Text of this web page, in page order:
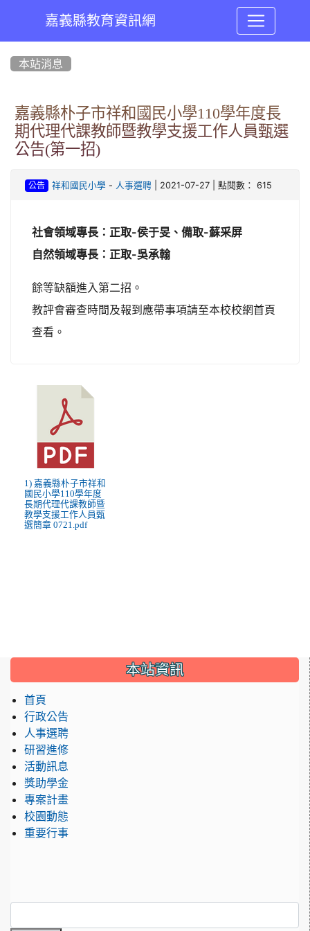
嘉義縣教育資訊網
本站消息
嘉義縣朴子市祥和國民小學110學年度長
期代理代課教師暨教學支援工作人員甄選
公告(第一招)
公告 祥和國民小學- 人事選聘| 2021-07-27 | 點閱數： 615
社會領域專長：正取-侯于旻、備取-蘇采屏
自然領域專長：正取-吳承翰
餘等缺額進入第二招。
教評會審查時間及報到應帶事項請至本校校網首頁
查看。
1) 嘉義縣朴子市祥和
國民小學110學年度
長期代理代課教師暨
教學支援工作人員甄
選簡章 0721.pdf
::: 本站資訊
首頁
行政公告
人事選聘
研習進修
活動訊息
獎助學金
專案計畫
校園動態
重要行事